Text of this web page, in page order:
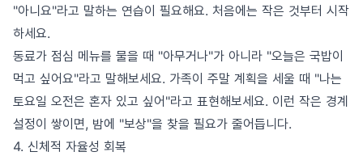
"아니요"라고 말하는 연습이 필요해요. 처음에는 작은 것부터 시작
하세요.
동료가 점심 메뉴를 물을 때 "아무거나"가 아니라 "오늘은 국밥이
먹고 싶어요"라고 말해보세요. 가족이 주말 계획을 세울 때 "나는
토요일 오전은 혼자 있고 싶어"라고 표현해보세요. 이런 작은 경계
설정이 쌓이면, 밤에 "보상"을 찾을 필요가 줄어듭니다.
4. 신체적 자율성 회복